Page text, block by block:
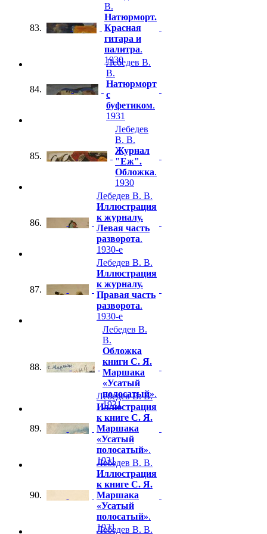
83.
В.
Натюрморт.
Красная
гитара и
палитра.
1930
84.
Лебедев В.
В.
Натюрморт
с
буфетиком.
1931
85.
Лебедев
В. В.
Журнал
"Еж".
Обложка.
1930
86.
Лебедев В. В.
Иллюстрация
к журналу.
Левая часть
разворота.
1930-е
87.
Лебедев В. В.
Иллюстрация
к журналу.
Правая часть
разворота.
1930-е
88.
Лебедев В.
В.
Обложка
книги С. Я.
Маршака
«Усатый
полосатый».
1931
89.
Лебедев В. В.
Иллюстрация
к книге С. Я.
Маршака
«Усатый
полосатый».
1931
90.
Лебедев В. В.
Иллюстрация
к книге С. Я.
Маршака
«Усатый
полосатый».
1931
Лебедев В. В.